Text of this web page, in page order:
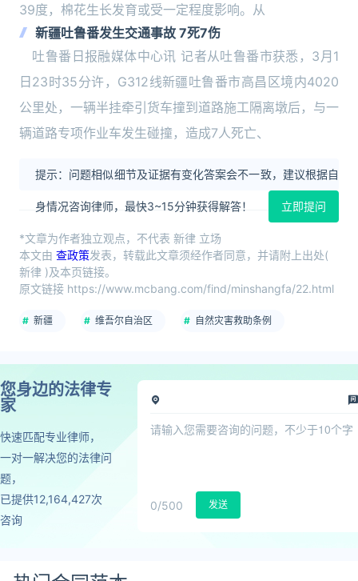
39度，棉花生长发育或受一定程度影响。从
新疆吐鲁番发生交通事故 7死7伤
吐鲁番日报融媒体中心讯 记者从吐鲁番市获悉，3月1
日23时35分许，G312线新疆吐鲁番市高昌区境内4020
公里处，一辆半挂牵引货车撞到道路施工隔离墩后，与一
辆道路专项作业车发生碰撞，造成7人死亡、
提示：问题相似细节及证据有变化答案会不一致，建议根据自
身情况咨询律师，最快3~15分钟获得解答！ 立即提问
*文章为作者独立观点，不代表 新律 立场
本文由 查政策发表，转载此文章须经作者同意，并请附上出处(
新律 )及本页链接。
原文链接 https://www.mcbang.com/find/minshangfa/22.html
新疆 维吾尔自治区 自然灾害救助条例
您身边的法律专
家
快速匹配专业律师，
一对一解决您的法律问
题，
已提供12,164,427次
咨询
0/500 发送